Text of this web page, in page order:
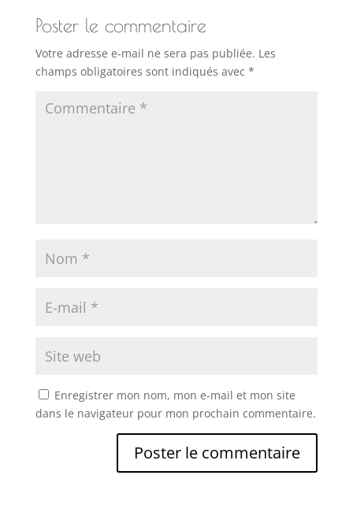
Poster le commentaire
Votre adresse e-mail ne sera pas publiée. Les
champs obligatoires sont indiqués avec *
Enregistrer mon nom, mon e-mail et mon site
dans le navigateur pour mon prochain commentaire.